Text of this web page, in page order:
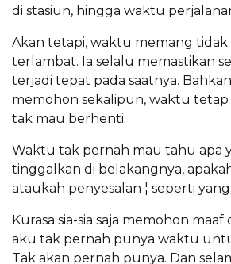
di stasiun, hingga waktu
Akan tetapi, waktu memang
terlambat. Ia selalu memastikan
terjadi tepat pada saatnya.
memohon sekalipun, waktu
tak mau berhenti.
Waktu tak pernah mau tahu apa
tinggalkan di belakangnya,
ataukah penyesalan ¦ seperti
Kurasa sia-sia saja memohon maaf
aku tak pernah punya waktu
Tak akan pernah punya. Dan